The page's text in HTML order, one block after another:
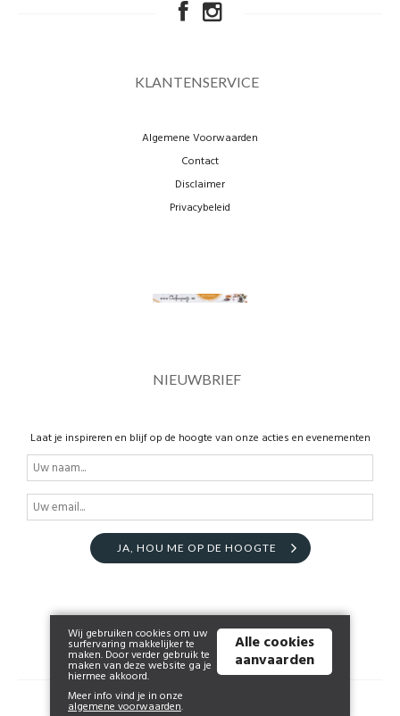
KLANTENSERVICE
Algemene Voorwaarden
Contact
Disclaimer
Privacybeleid
NIEUWBRIEF
Laat je inspireren en blijf op de hoogte van onze acties en evenementen
JA, HOU ME OP DE HOOGTE
© 2026 www.clockempoortje.be | Powered by
Wij gebruiken cookies om uw
surfervaring makkelijker te
maken. Door verder gebruik te
maken van deze website ga je
hiermee akkoord.
Meer info vind je in onze
algemene voorwaarden.
Alle cookies
aanvaarden